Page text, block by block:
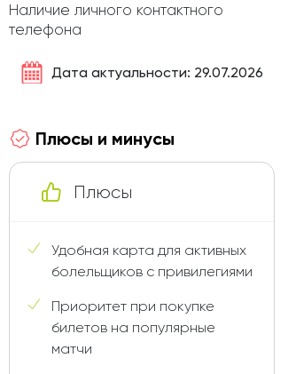
Наличие личного контактного
телефона
Дата актуальности: 29.07.2026
Плюсы и минусы
Плюсы
Удобная карта для активных
болельщиков с привилегиями
Приоритет при покупке
билетов на популярные
матчи